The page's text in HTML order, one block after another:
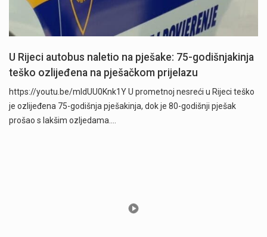
U Rijeci autobus naletio na pješake: 75-godišnjakinja
teško ozlijeđena na pješačkom prijelazu
https://youtu.be/mldUU0Knk1Y U prometnoj nesreći u Rijeci teško
je ozlijeđena 75-godišnja pješakinja, dok je 80-godišnji pješak
prošao s lakšim ozljedama.…